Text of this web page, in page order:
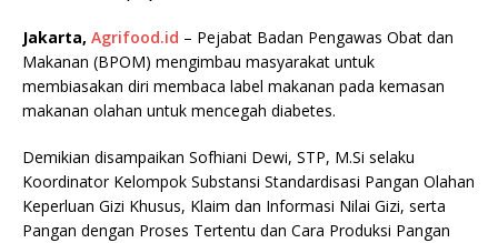
Jakarta, Agrifood.id – Pejabat Badan Pengawas Obat dan
Makanan (BPOM) mengimbau masyarakat untuk
membiasakan diri membaca label makanan pada kemasan
makanan olahan untuk mencegah diabetes.
Demikian disampaikan Sofhiani Dewi, STP, M.Si selaku
Koordinator Kelompok Substansi Standardisasi Pangan Olahan
Keperluan Gizi Khusus, Klaim dan Informasi Nilai Gizi, serta
Pangan dengan Proses Tertentu dan Cara Produksi Pangan